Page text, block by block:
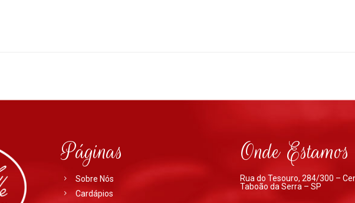
Páginas
Sobre Nós
Cardápios
Onde Estamos
Rua do Tesouro, 284/300 –
Taboão da Serra – SP